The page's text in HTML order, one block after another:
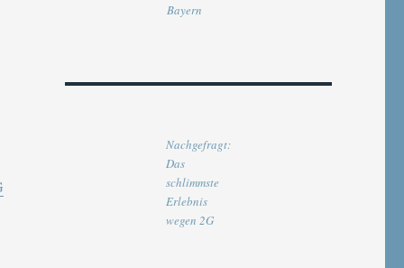
Bayern
Nachgefragt:
Das
schlimmste
Erlebnis
wegen 2G